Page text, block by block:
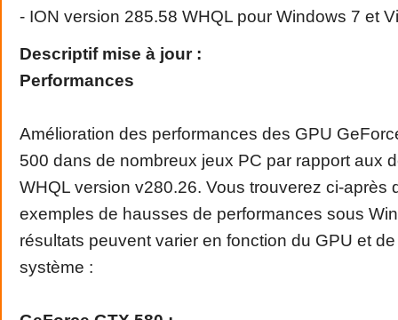
- ION version 285.58 WHQL pour Windows 7 et
Descriptif mise à jour :
Performances
Amélioration des performances des GPU
500 dans de nombreux jeux PC par rapport aux
WHQL version v280.26. Vous trouverez ci-après
exemples de hausses de performances sous
résultats peuvent varier en fonction du GPU et
système :